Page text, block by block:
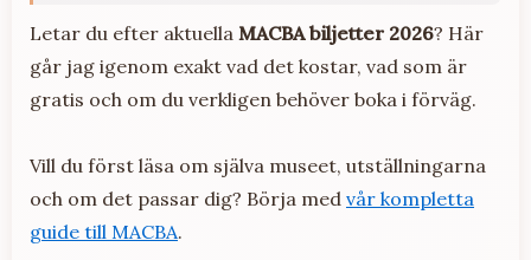
Letar du efter aktuella MACBA biljetter 2026? Här
går jag igenom exakt vad det kostar, vad som är
gratis och om du verkligen behöver boka i förväg.
Vill du först läsa om själva museet, utställningarna
och om det passar dig? Börja med vår kompletta
guide till MACBA.